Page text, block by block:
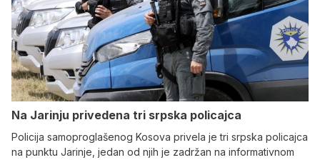
Na Јarinju privedena tri srpska policajca
Policija samoproglašenog Kosova privela je tri srpska policajca
na punktu Јarinje, jedan od njih je zadržan na informativnom